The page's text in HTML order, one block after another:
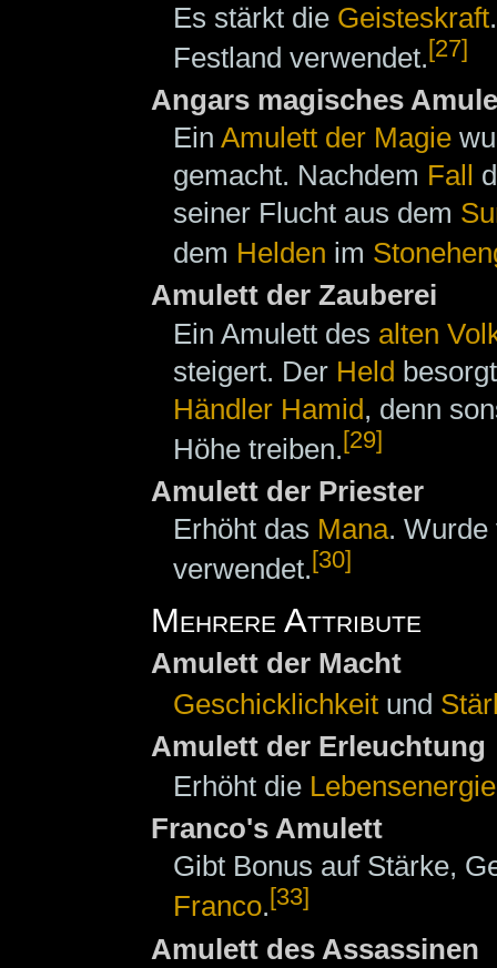
Es stärkt die Geisteskraft
Festland verwendet.[27]
Angars magisches
Ein Amulett der Magie
gemacht. Nachdem Fall
seiner Flucht aus dem
dem Helden im
Amulett der Zauberei
Ein Amulett des alten
steigert. Der Held
Händler Hamid, denn
Höhe treiben.[29]
Amulett der Priester
Erhöht das Mana.
verwendet.[30]
Mehrere Attribute
Amulett der Macht
Geschicklichkeit und
Amulett der Erleuchtung
Erhöht die Lebensenergie
Franco's Amulett
Gibt Bonus auf Stärke,
Franco. [33]
Amulett des Assassinen